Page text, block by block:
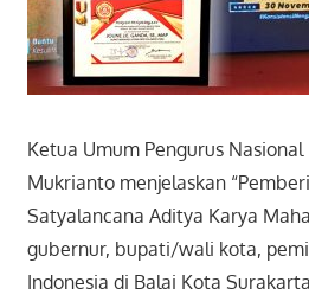
Ketua Umum Pengurus
Mukrianto menjelaskan
Satyalancana Aditya Karya
gubernur, bupati/wali kota,
Indonesia di Balai Kota